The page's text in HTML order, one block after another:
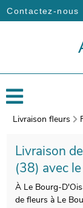
Contactez-nous
Livraison fleurs
Livraison
(38) avec
À Le Bourg-
de fleurs à Le